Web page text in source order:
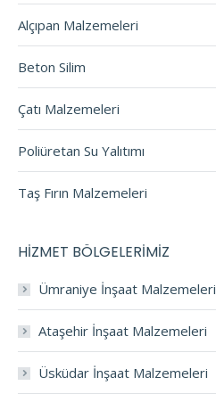
Alçıpan Malzemeleri
Beton Silim
Çatı Malzemeleri
Poliüretan Su Yalıtımı
Taş Fırın Malzemeleri
HİZMET BÖLGELERİMİZ
Ümraniye İnşaat Malzemeleri
Ataşehir İnşaat Malzemeleri
Üsküdar İnşaat Malzemeleri